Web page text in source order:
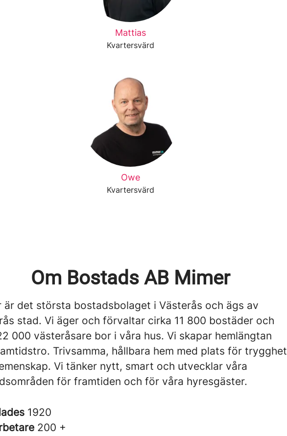
Mattias
Kvartersvärd
Owe
Kvartersvärd
Om Bostads AB Mimer
är det största bostadsbolaget i Västerås och ägs av
stad. Vi äger och förvaltar cirka 11 800 bostäder och
000 västeråsare bor i våra hus. Vi skapar hemlängtan
Trivsamma, hållbara hem med plats för trygghet
Vi tänker nytt, smart och utvecklar våra
för framtiden och för våra hyresgäster.
1920
200 +